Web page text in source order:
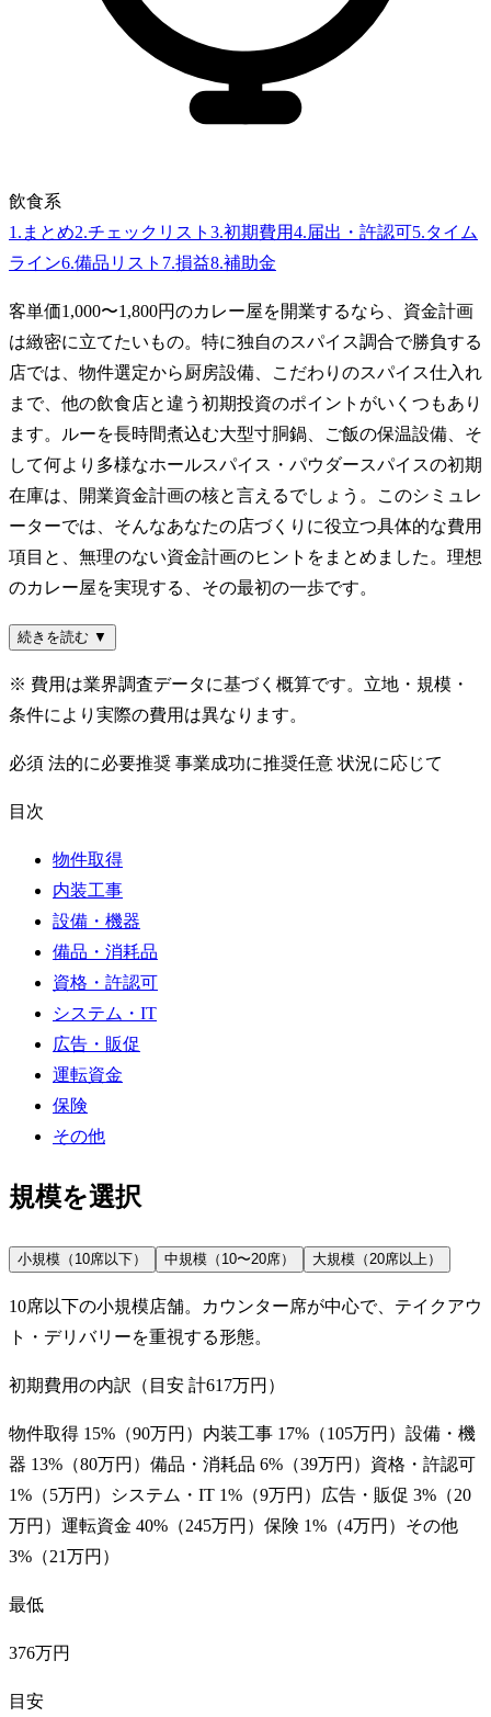
飲食系
1 . まとめ2.チェックリスト 3.初期費用4.届出・許認可5.タイム
ライン6.備品リスト 7.損益8.補助金
客単価1,000〜1,800円のカレー屋を開業するなら、資金計画
は緻密に立てたいもの。特に独自のスパイス調合で勝負する
店では、物件選定から厨房設備、こだわりのスパイス仕入れ
まで、他の飲食店と違う初期投資のポイントがいくつもあり
ます。ルーを長時間煮込む大型寸胴鍋、ご飯の保温設備、そ
して何より多様なホールスパイス・パウダースパイスの初期
在庫は、開業資金計画の核と言えるでしょう。このシミュレ
ーターでは、そんなあなたの店づくりに役立つ具体的な費用
項目と、無理のない資金計画のヒントをまとめました。理想
のカレー屋を実現する、その最初の一歩です。
続きを読む ▼
※ 費用は業界調査データに基づく概算です。立地・規模・
条件により実際の費用は異なります。
必須 法的に必要推奨 事業成功に推奨任意 状況に応じて
目次
物件取得
内装工事
設備・機器
備品・消耗品
資格・許認可
システム・IT
広告・販促
運転資金
保険
その他
規模を選択
小規模（10席以下） 中規模（10〜20席） 大規模（20席以上）
10席以下の小規模店舗。カウンター席が中心で、テイクアウ
ト・デリバリーを重視する形態。
初期費用の内訳（目安 計617万円 ）
物件取得 15%（90万円 ） 内装工事 17%（105万円 ） 設備・機
器 13%（80万円 ） 備品・消耗品 6%（39万円 ） 資格・許認可
1%（5万円 ） システム・IT 1%（9万円 ） 広告・販促 3%（20
万円 ） 運転資金 40%（245万円 ） 保険 1%（4万円 ） その他
3%（21万円 ）
最低
376万円
目安